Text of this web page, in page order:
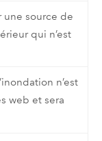
une source de
qui n’est
n’est
web et sera